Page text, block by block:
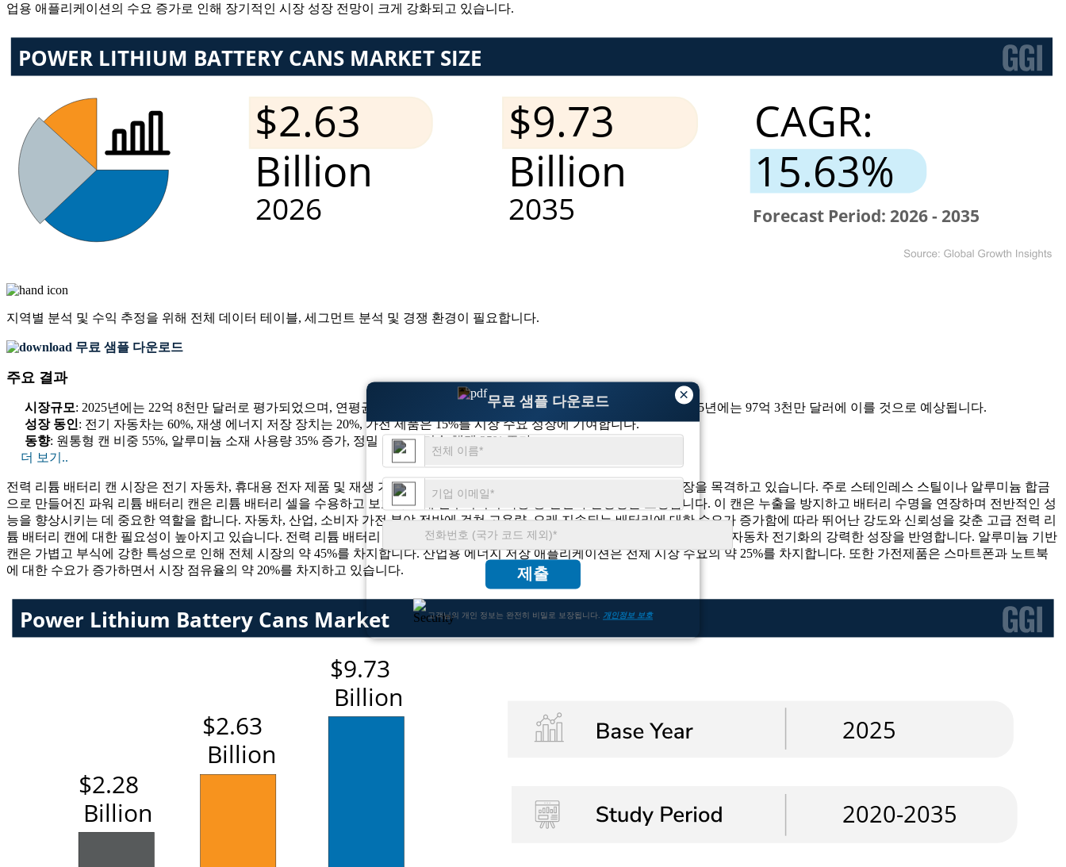
×
무료 샘플 다운로드
제출
고객님의 개인 정보는 완전히 비밀로 보장됩니다. 개인정보 보호
업용 애플리케이션의 수요 증가로 인해 장기적인 시장 성장 전망이 크게 강화되고 있습니다.
지역별 분석 및 수익 추정을 위해 전체 데이터 테이블, 세그먼트 분석 및 경쟁 환경이 필요합니다.
무료 샘플 다운로드
주요 결과
시장규모: 2025년에는 22억 8천만 달러로 평가되었으며, 연평균 성장률(CAGR) 15.63%로 2026년에는 26억 3천만 달러, 2035년에는 97억 3천만 달러에 이를 것으로 예상됩니다.
성장 동인: 전기 자동차는 60%, 재생 에너지 저장 장치는 20%, 가전 제품은 15%를 시장 수요 성장에 기여합니다.
동향: 원통형 캔 비중 55%, 알루미늄 소재 사용량 35% 증가, 정밀 스탬핑 기술 채택 25% 증가.
더 보기..
전력 리튬 배터리 캔 시장은 전기 자동차, 휴대용 전자 제품 및 재생 가능 에너지 저장 시스템의 채택 증가로 인해 상당한 성장을 목격하고 있습니다. 주로 스테인레스 스틸이나 알루미늄 합금
으로 만들어진 파워 리튬 배터리 캔은 리튬 배터리 셀을 수용하고 보호하는 데 필수적이며 작동 중 안전과 안정성을 보장합니다. 이 캔은 누출을 방지하고 배터리 수명을 연장하며 전반적인 성
능을 향상시키는 데 중요한 역할을 합니다. 자동차, 산업, 소비자 가전 분야 전반에 걸쳐 고용량, 오래 지속되는 배터리에 대한 수요가 증가함에 따라 뛰어난 강도와 신뢰성을 갖춘 고급 전력 리
튬 배터리 캔에 대한 필요성이 높아지고 있습니다. 전력 리튬 배터리 캔의 거의 60%가 전기 자동차 부문에서 활용되고 있으며, 이는 자동차 전기화의 강력한 성장을 반영합니다. 알루미늄 기반
캔은 가볍고 부식에 강한 특성으로 인해 전체 시장의 약 45%를 차지합니다. 산업용 에너지 저장 애플리케이션은 전체 시장 수요의 약 25%를 차지합니다. 또한 가전제품은 스마트폰과 노트북
에 대한 수요가 증가하면서 시장 점유율의 약 20%를 차지하고 있습니다.